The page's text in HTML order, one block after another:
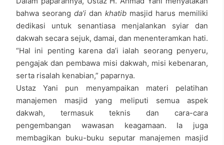
bahwa seorang da’i dan khatib masjid harus memiliki
dedikasi untuk senantiasa menjalankan syiar dan
dakwah secara sejuk, damai, dan menenteramkan hati.
“Hal ini penting karena da’i ialah seorang penyeru,
pengajak dan pembawa misi dakwah, misi kebenaran,
serta risalah kenabian,” paparnya.
Ustaz Yani pun menyampaikan materi pelatihan
manajemen masjid yang meliputi semua aspek
dakwah, termasuk teknis dan cara-cara
pengembangan wawasan keagamaan. Ia juga
membagikan buku-buku seputar manajemen masjid